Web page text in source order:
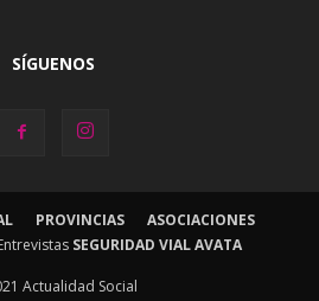
SÍGUENOS
PROVINCIAS
ASOCIACIONES
SEGURIDAD VIAL AVATA
Actualidad Social